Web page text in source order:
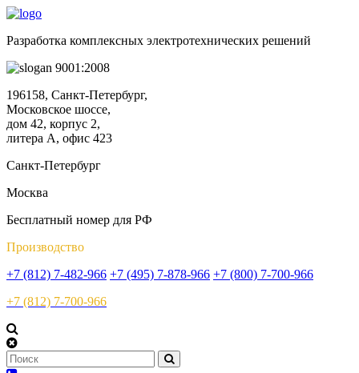
Разработка комплексных электротехнических решений
9001:2008
196158, Санкт-Петербург,
Московское шоссе,
дом 42, корпус 2,
литера А, офис 423
Санкт-Петербург
Москва
Бесплатный номер для РФ
Производство
+7 (812) 7-482-966 +7 (495) 7-878-966 +7 (800) 7-700-966
+7 (812) 7-700-966